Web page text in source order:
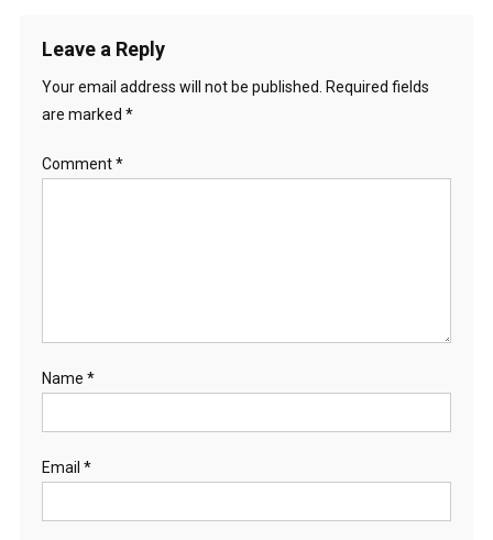
Leave a Reply
Your email address will not be published.
Required fields
are marked *
Comment*
Name *
Email *